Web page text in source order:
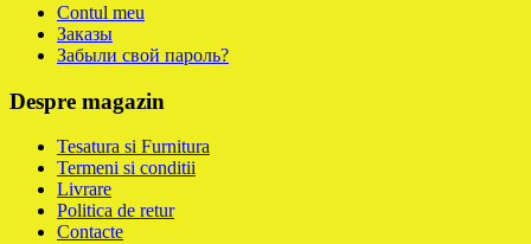
Contul meu
Заказы
Забыли свой пароль?
Despre magazin
Tesatura si Furnitura
Termeni si conditii
Livrare
Politica de retur
Contacte